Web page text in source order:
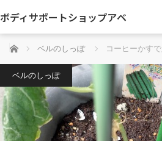
ボディサポートショップアベ
ホーム ベルのしっぽ コーヒーかす
ベルのしっぽ